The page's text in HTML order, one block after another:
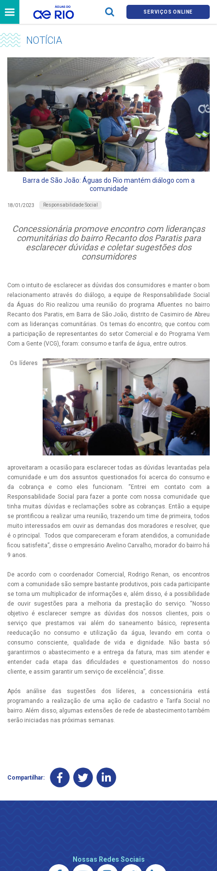
SERVIÇOS ONLINE
NOTÍCIA
Barra de São João: Águas do Rio mantém diálogo com a
comunidade
18/01/2023 Responsabilidade Social
Concessionária promove encontro com lideranças
comunitárias do bairro Recanto dos Paratis para
esclarecer dúvidas e coletar sugestões dos
consumidores
Com o intuito de esclarecer as dúvidas dos consumidores e manter o bom
relacionamento através do diálogo, a equipe de Responsabilidade Social
da Águas do Rio realizou uma reunião do programa Afluentes no bairro
Recanto dos Paratis, em Barra de São João, distrito de Casimiro de Abreu
com as lideranças comunitárias. Os temas do encontro, que contou com
a participação de representantes do setor Comercial e do Programa Vem
Com a Gente (VCG), foram: consumo e tarifa de água, entre outros.
Os líderes
aproveitaram a ocasião para esclarecer todas as dúvidas levantadas pela
comunidade e um dos assuntos questionados foi acerca do consumo e
da cobrança e como eles funcionam. “Entrei em contato com a
Responsabilidade Social para fazer a ponte com nossa comunidade que
tinha muitas dúvidas e reclamações sobre as cobranças. Então a equipe
se prontificou a realizar uma reunião, trazendo um time de primeira, todos
muito interessados em ouvir as demandas dos moradores e resolver, que
é o principal. Todos que compareceram e foram atendidos, a comunidade
ficou satisfeita”, disse o empresário Avelino Carvalho, morador do bairro há
9 anos.
De acordo com o coordenador Comercial, Rodrigo Renan, os encontros
com a comunidade são sempre bastante produtivos, pois cada participante
se torna um multiplicador de informações e, além disso, é a possibilidade
de ouvir sugestões para a melhoria da prestação do serviço. “Nosso
objetivo é esclarecer sempre as dúvidas dos nossos clientes, pois o
serviço que prestamos vai além do saneamento básico, representa
reeducação no consumo e utilização da água, levando em conta o
consumo consciente, qualidade de vida e dignidade. Não basta só
garantirmos o abastecimento e a entrega da fatura, mas sim atender e
entender cada etapa das dificuldades e questionamentos do nosso
cliente, e assim garantir um serviço de excelência”, disse.
Após análise das sugestões dos líderes, a concessionária está
programando a realização de uma ação de cadastro e Tarifa Social no
bairro. Além disso, algumas extensões de rede de abastecimento também
serão iniciadas nas próximas semanas.
Compartilhar:
Nossas Redes Sociais